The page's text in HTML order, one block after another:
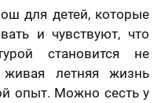
для детей, которые
и чувствуют, что
становится не
летняя жизнь
опыт. Можно сесть у